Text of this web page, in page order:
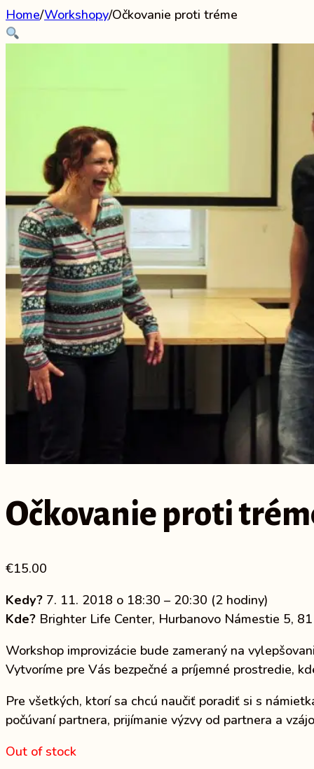
Home/Workshopy/Očkovanie proti tréme
Očkovanie proti
€15.00
Kedy? 7. 11. 2018 o 18:30 – 20:30 (2 hodiny)
Kde? Brighter Life Center, Hurbanovo Námestie 5,
Workshop improvizácie bude zameraný na
Vytvoríme pre Vás bezpečné a príjemné prostredie,
Pre všetkých, ktorí sa chcú naučiť poradiť si s
počúvaní partnera, prijímanie výzvy od partnera a
Out of stock